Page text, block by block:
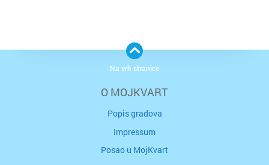
O MOJKVART
Popis gradova
Impressum
Posao u MojKvart
Na vrh stranice